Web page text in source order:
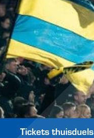
Tickets thuisduels